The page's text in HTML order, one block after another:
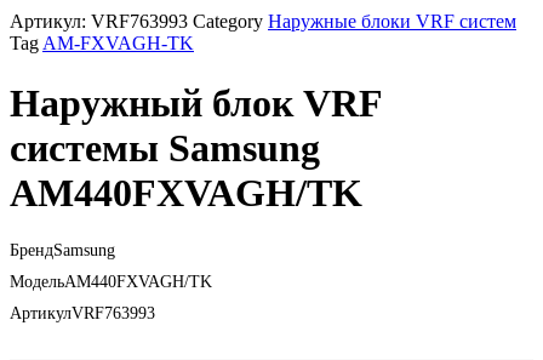
Артикул: VRF763993 Category Наружные блоки VRF cистем
Tag AM-FXVAGH-TK
Наружный блок VRF
системы Samsung
AM440FXVAGH/TK
БрендSamsung
МодельAM440FXVAGH/TK
АртикулVRF763993